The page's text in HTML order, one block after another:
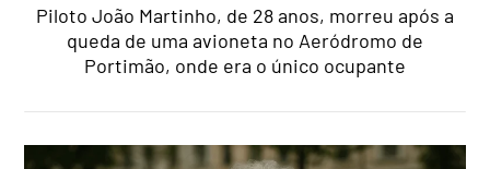
Piloto João Martinho, de 28 anos, morreu após a
queda de uma avioneta no Aeródromo de
Portimão, onde era o único ocupante